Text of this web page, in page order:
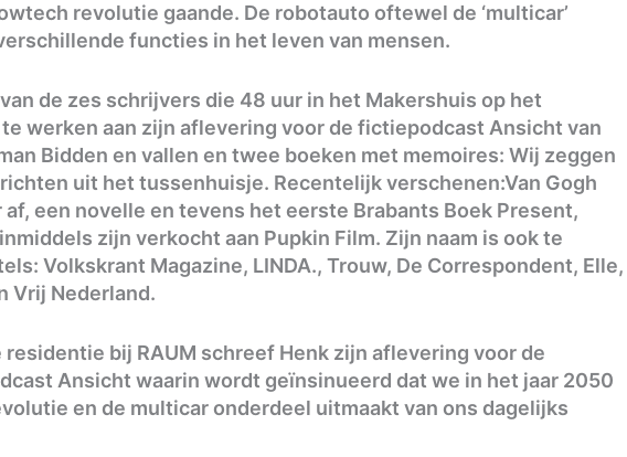
revolutie gaande. De robotauto oftewel de ‘multicar’
functies in het leven van mensen.
de zes schrijvers die 48 uur in het Makershuis op het
werken aan zijn aflevering voor de fictiepodcast Ansicht van
Bidden en vallen en twee boeken met memoires: Wij zeggen
uit het tussenhuisje. Recentelijk verschenen:Van Gogh
een novelle en tevens het eerste Brabants Boek Present,
zijn verkocht aan Pupkin Film. Zijn naam is ook te
Volkskrant Magazine, LINDA., Trouw, De Correspondent, Elle,
Vrij Nederland.
bij RAUM schreef Henk zijn aflevering voor de
Ansicht waarin wordt geïnsinueerd dat we in het jaar 2050
en de multicar onderdeel uitmaakt van ons dagelijks